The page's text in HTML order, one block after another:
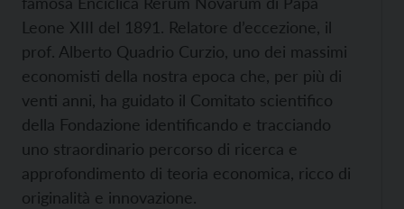
Leone XIII del 1891. Relatore d’eccezione, il
prof. Alberto Quadrio Curzio, uno dei massimi
economisti della nostra epoca che, per più di
venti anni, ha guidato il Comitato scientifico
della Fondazione identificando e tracciando
uno straordinario percorso di ricerca e
approfondimento di teoria economica, ricco di
originalità e innovazione.